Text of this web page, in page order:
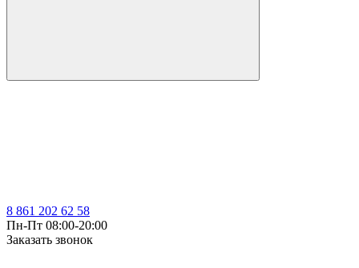
8 861 202 62 58
Пн-Пт 08:00-20:00
Заказать звонок